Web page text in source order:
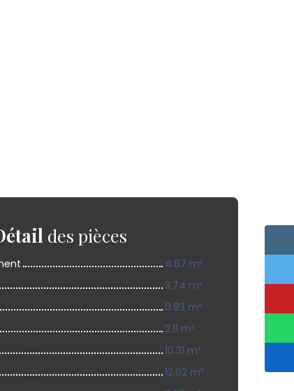
des pièces
4.67 m²
3.74 m²
0.93 m²
2.11 m²
10.31 m²
12.02 m²